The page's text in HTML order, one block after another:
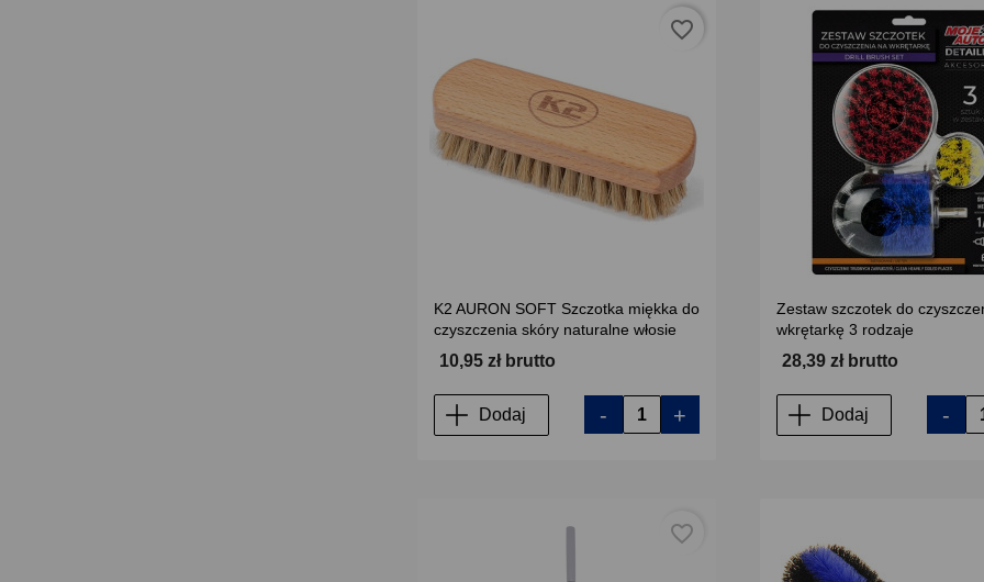
K2 AURON SOFT Szczotka miękka do
czyszczenia skóry naturalne włosie
10,95 zł brutto
Dodaj - +
favorite_border
Zestaw szczotek do
wkrętarkę 3 rodzaje
28,39 zł brutto
Dodaj -
favorite_border